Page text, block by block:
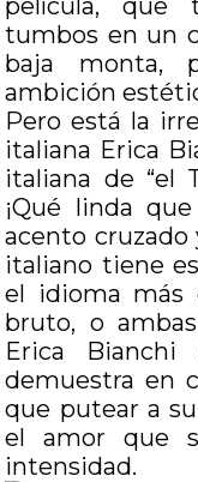
película, que
tumbos en un
baja monta,
ambición
Pero está la
italiana Erica
italiana de “el
¡Qué linda
acento
italiano tiene
el idioma más
bruto, o
Erica Bianchi
demuestra en
que putear a
el amor que
intensidad.